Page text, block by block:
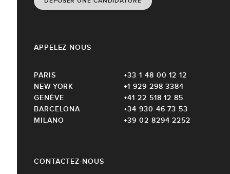
CONTACTEZ-NOUS
APPELEZ-NOUS
PARIS
+33 1 48 00 12 12
NEW-YORK
+1 929 298 3384
GENÈVE
+41 22 518 12 85
BARCELONA
+34 930 46 73 53
MILANO
+39 02 8294 2252